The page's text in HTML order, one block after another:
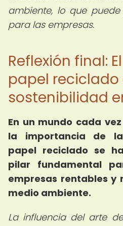
ambiente, lo que
para las empresas.
Reflexión final:
papel reciclado
sostenibilidad
En un mundo cada
la importancia de
papel reciclado se
pilar fundamental
empresas rentables y
medio ambiente.
La influencia del arte